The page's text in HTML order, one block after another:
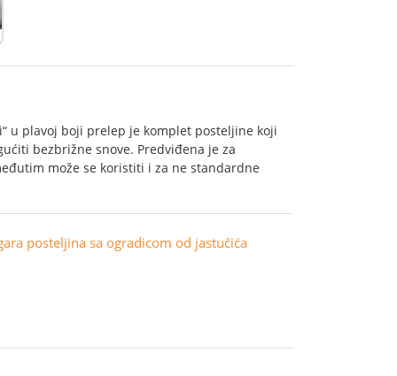
u plavoj boji prelep je komplet posteljine koji
bezbrižne snove. Predviđena je za
može se koristiti i za ne standardne
posteljina sa ogradicom od jastučića